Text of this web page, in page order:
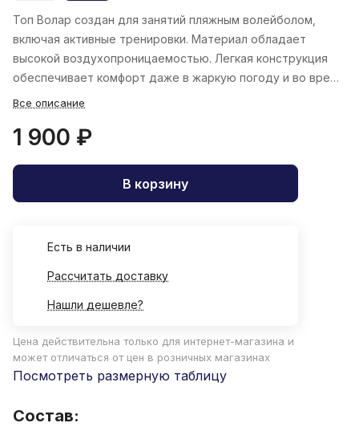
Топ Волар создан для занятий пляжным волейболом,
включая активные тренировки. Материал обладает
высокой воздухопроницаемостью. Легкая конструкция
обеспечивает комфорт даже в жаркую погоду и во время
напряженных игр!
Все описание
1 900 ₽
В корзину
Есть в наличии
Рассчитать доставку
Нашли дешевле?
Цена действительна только для интернет-магазина и
может отличаться от цен в розничных магазинах
Посмотреть размерную таблицу
Состав: